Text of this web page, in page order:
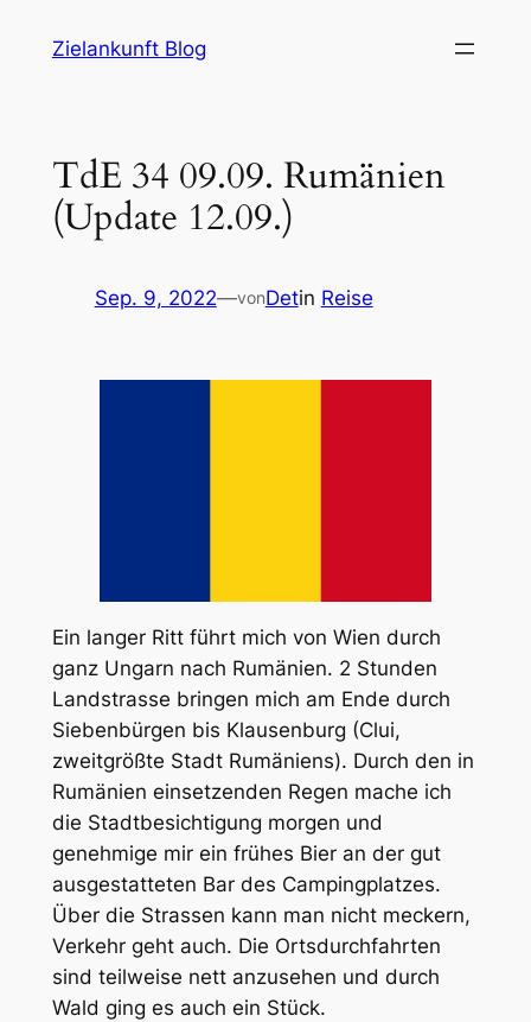
InhaltZielankunft Blog
TdE 34 09.09. Rumänien
(Update 12.09.)
Sep. 9, 2022—vonDetin Reise
Ein langer Ritt führt mich von Wien durch
ganz Ungarn nach Rumänien. 2 Stunden
Landstrasse bringen mich am Ende durch
Siebenbürgen bis Klausenburg (Clui,
zweitgrößte Stadt Rumäniens). Durch den in
Rumänien einsetzenden Regen mache ich
die Stadtbesichtigung morgen und
genehmige mir ein frühes Bier an der gut
ausgestatteten Bar des Campingplatzes.
Über die Strassen kann man nicht meckern,
Verkehr geht auch. Die Ortsdurchfahrten
sind teilweise nett anzusehen und durch
Wald ging es auch ein Stück.